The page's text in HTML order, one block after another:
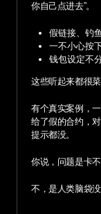
你自己点进去”。
假链接、钓
一不小心按
钱包设定不
这些听起来都很
有个真实案例，
给了假的合约，
提示都没。
你说，问题是卡
不，是人类脑袋没